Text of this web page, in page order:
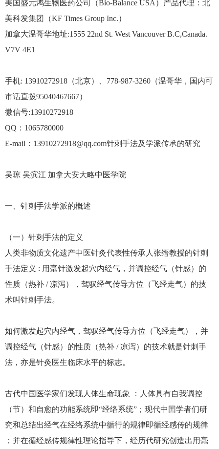
美国盛元鸿生物医药公司（Bio-Balance USA）产品代理：北
美科发集团（KF Times Group Inc.）
加拿大温哥华地址:1555 22nd St. West Vancouver B.C,Canada.
V7V 4E1
手机: 13910272918（北京）、778-987-3260（温哥华，国内可
市话直拨95040467667）
微信号:13910272918
QQ：1065780000
E-mail：13910272918@qq.com针刺手法及学派传承的研究
吴琼 吴滨江 加拿大安大略中医学院
一、针刺手法学派的概述
（一）针刺手法的定义
人类非物质文化遗产中医针灸代表性传承人张缙教授的针刺
手法定义 : 用毫针激发起穴内经气，并调控经气（针感）的
性质（热补 / 凉泻），驾驭经气传导方位（飞经走气）的技
术叫针刺手法。
如何激发起穴内经气，驾驭经气传导方位（飞经走气），并
调控经气（针感）的性质（热补 / 凉泻）的技术就是针刺手
法，亦是针灸医生临床水平的标志。
古代中国医学家们发现人体生命现象 ：人体具有自我调控
（节）和自愈的功能系统即“经络系统”；现代中囯学者们研
究和总结出经气在经络系统中循行的规律即循经感传的规律
；并在循经感传规律性理论指导下，经历代研究创造出用毫